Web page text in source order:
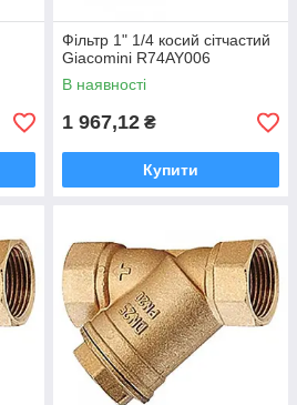
Фільтр 1" 1/4 косий сітчастий
Giacomini R74AY006
В наявності
1 967,12 ₴
Купити